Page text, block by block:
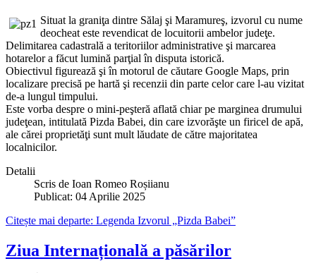
Situat la graniţa dintre Sălaj şi Maramureş, izvorul cu nume
deocheat este revendicat de locuitorii ambelor judeţe.
Delimitarea cadastrală a teritoriilor administrative şi marcarea
hotarelor a făcut lumină parţial în disputa istorică.
Obiectivul figurează şi în motorul de căutare Google Maps, prin
localizare precisă pe hartă şi recenzii din parte celor care l-au vizitat
de-a lungul timpului.
Este vorba despre o mini-peşteră aflată chiar pe marginea drumului
judeţean, intitulată Pizda Babei, din care izvorăşte un firicel de apă,
ale cărei proprietăţi sunt mult lăudate de către majoritatea
localnicilor.
Detalii
Scris de Ioan Romeo Roșiianu
Publicat: 04 Aprilie 2025
Citește mai departe: Legenda Izvorul „Pizda Babei”
Ziua Internațională a păsărilor